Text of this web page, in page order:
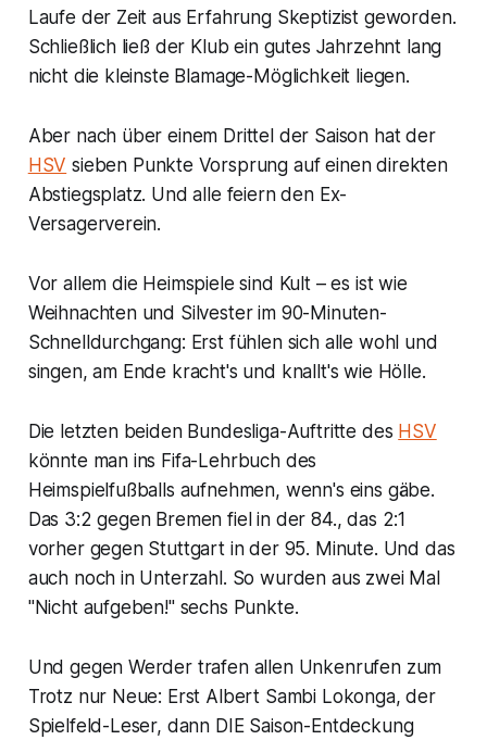
Laufe der Zeit aus Erfahrung Skeptizist geworden.
Schließlich ließ der Klub ein gutes Jahrzehnt lang
nicht die kleinste Blamage-Möglichkeit liegen.
Aber nach über einem Drittel der Saison hat der
HSV sieben Punkte Vorsprung auf einen direkten
Abstiegsplatz. Und alle feiern den Ex-
Versagerverein.
Vor allem die Heimspiele sind Kult – es ist wie
Weihnachten und Silvester im 90-Minuten-
Schnelldurchgang: Erst fühlen sich alle wohl und
singen, am Ende kracht's und knallt's wie Hölle.
Die letzten beiden Bundesliga-Auftritte des HSV
könnte man ins Fifa-Lehrbuch des
Heimspielfußballs aufnehmen, wenn's eins gäbe.
Das 3:2 gegen Bremen fiel in der 84., das 2:1
vorher gegen Stuttgart in der 95. Minute. Und das
auch noch in Unterzahl. So wurden aus zwei Mal
"Nicht aufgeben!" sechs Punkte.
Und gegen Werder trafen allen Unkenrufen zum
Trotz nur Neue: Erst Albert Sambi Lokonga, der
Spielfeld-Leser, dann DIE Saison-Entdeckung